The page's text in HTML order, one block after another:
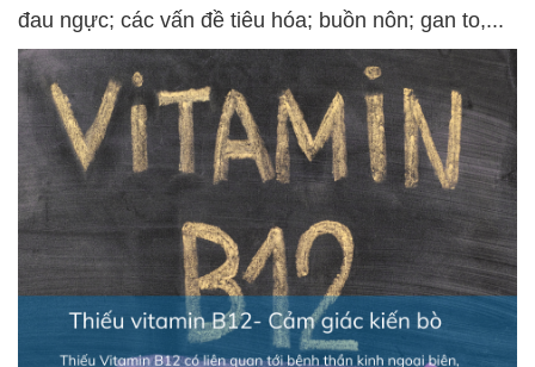
đau ngực; các vấn đề tiêu hóa; buồn nôn; gan to,...